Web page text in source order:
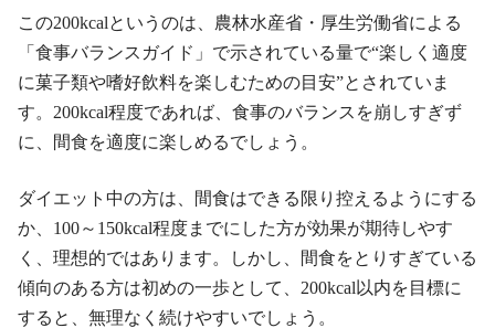
この200kcalというのは、農林水産省・厚生労働省による
「食事バランスガイド」で示されている量で“楽しく適度
に菓子類や嗜好飲料を楽しむための目安”とされていま
す。200kcal程度であれば、食事のバランスを崩しすぎず
に、間食を適度に楽しめるでしょう。
ダイエット中の方は、間食はできる限り控えるようにする
か、100～150kcal程度までにした方が効果が期待しやす
く、理想的ではあります。しかし、間食をとりすぎている
傾向のある方は初めの一歩として、200kcal以内を目標に
すると、無理なく続けやすいでしょう。